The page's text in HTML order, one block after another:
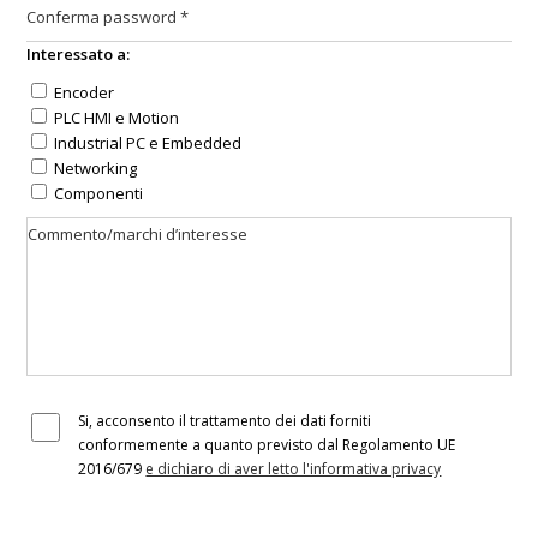
Interessato a:
Encoder
PLC HMI e Motion
Industrial PC e Embedded
Networking
Componenti
Si, acconsento il trattamento dei dati forniti
conformemente a quanto previsto dal Regolamento UE
2016/679 e dichiaro di aver letto l'informativa privacy